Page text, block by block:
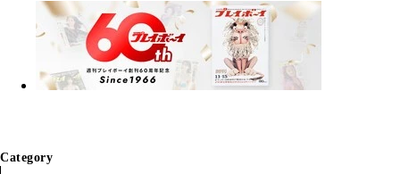
Category